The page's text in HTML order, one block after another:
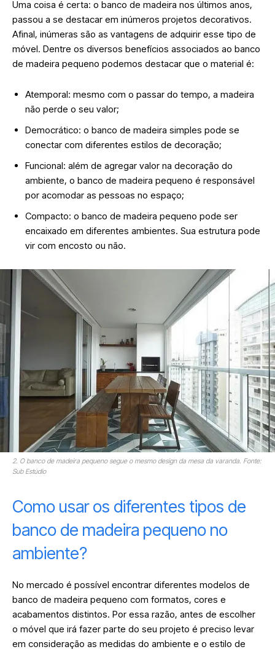
Uma coisa é certa: o banco de madeira nos últimos anos,
passou a se destacar em inúmeros projetos decorativos.
Afinal, inúmeras são as vantagens de adquirir esse tipo de
móvel. Dentre os diversos benefícios associados ao banco
de madeira pequeno podemos destacar que o material é:
Atemporal: mesmo com o passar do tempo, a madeira
não perde o seu valor;
Democrático: o banco de madeira simples pode se
conectar com diferentes estilos de decoração;
Funcional: além de agregar valor na decoração do
ambiente, o banco de madeira pequeno é responsável
por acomodar as pessoas no espaço;
Compacto: o banco de madeira pequeno pode ser
encaixado em diferentes ambientes. Sua estrutura pode
vir com encosto ou não.
2. O banco de madeira pequeno segue o mesmo design da mesa da varanda. Fonte:
Sub Estúdio
Como usar os diferentes tipos de
banco de madeira pequeno no
ambiente?
No mercado é possível encontrar diferentes modelos de
banco de madeira pequeno com formatos, cores e
acabamentos distintos. Por essa razão, antes de escolher
o móvel que irá fazer parte do seu projeto é preciso levar
em consideração as medidas do ambiente e o estilo de